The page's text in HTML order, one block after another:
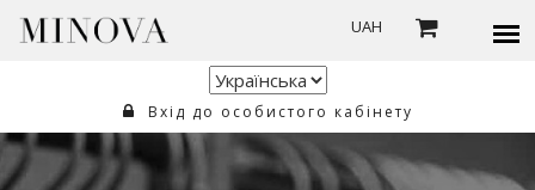
UAH
Вхід до особистого кабінету